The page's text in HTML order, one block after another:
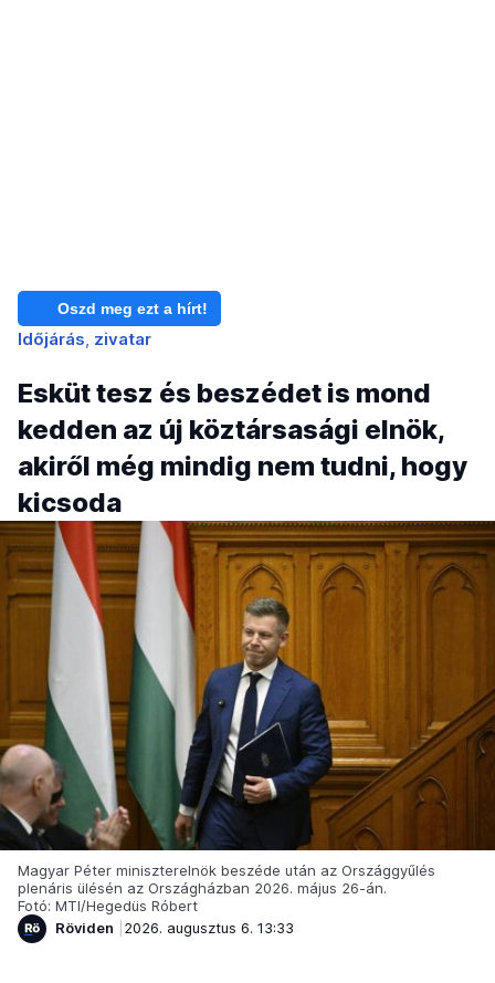
Oszd meg ezt a hírt!
Időjárás zivatar
Esküt tesz és beszédet is mond
kedden az új köztársasági elnök,
akiről még mindig nem tudni, hogy
kicsoda
Magyar Péter miniszterelnök beszéde után az Országgyűlés
plenáris ülésén az Országházban 2026. május 26-án.
Fotó: MTI/Hegedüs Róbert
Röviden
2026. augusztus 6. 13:33